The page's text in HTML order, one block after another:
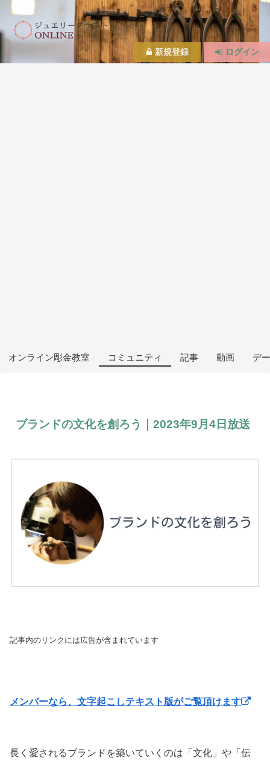
オンライン彫金教室 コミュニティ 記事 動画 デ
ブランドの文化を創ろう｜2023年9月4日放送
記事内のリンクには広告が含まれています
メンバーなら、文字起こしテキスト版がご覧頂けます
長く愛されるブランドを築いていくのは「文化」や「伝
新規登録 ログイン